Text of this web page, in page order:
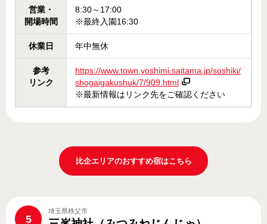
営業・
開場時間
8:30～17:00
※最終入園16:30
休業日 年中無休
参考
リンク
https://www.town.yoshimi.saitama.jp/soshiki/
shogaigakushuk/7/909.html
※最新情報はリンク先をご確認ください
比企エリアのおすすめ宿はこちら
5
埼玉県秩父市